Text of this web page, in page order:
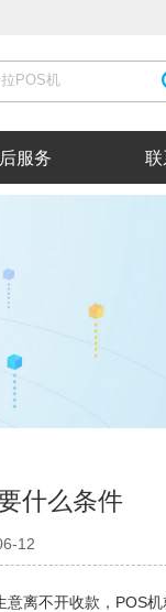
服务 联
什么条件
12
离不开收款，POS